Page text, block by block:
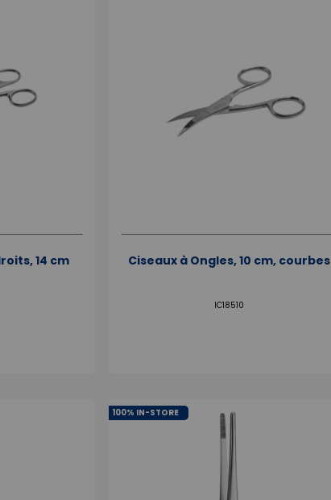
14 cm Ciseaux à Ongles, 10 cm, courbes
IC18510
100% IN-STORE